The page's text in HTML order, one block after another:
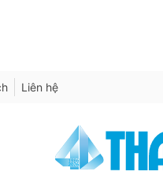
Liên hệ